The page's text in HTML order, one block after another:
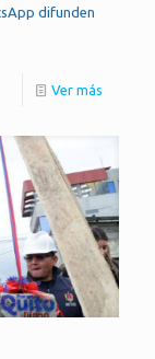
difunden
Ver más